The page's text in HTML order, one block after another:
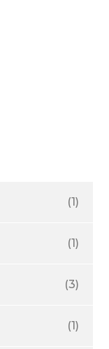
(1)
(1)
(3)
(1)